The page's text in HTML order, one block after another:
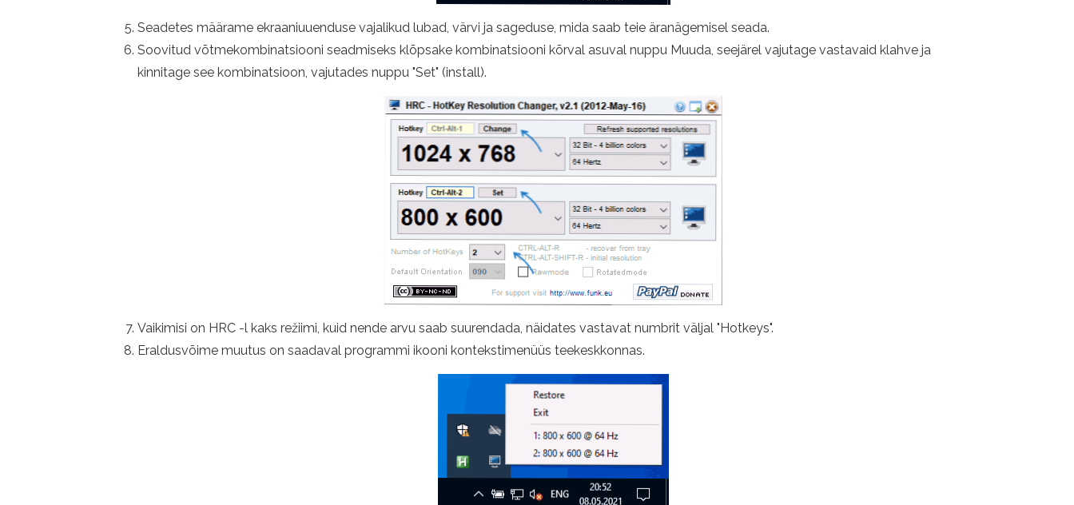
Seadetes määrame ekraaniuuenduse vajalikud lubad, värvi ja sageduse, mida saab teie äranägemisel seada.
Soovitud võtmekombinatsiooni seadmiseks klõpsake kombinatsiooni kõrval asuval nuppu Muuda, seejärel vajutage vastavaid klahve ja
kinnitage see kombinatsioon, vajutades nuppu "Set" (install).
Vaikimisi on HRC -l kaks režiimi, kuid nende arvu saab suurendada, näidates vastavat numbrit väljal "Hotkeys".
Eraldusvõime muutus on saadaval programmi ikooni kontekstimenüüs teekeskkonnas.